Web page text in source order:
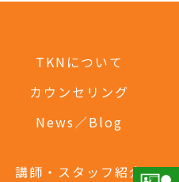
TKNについて
カウンセリング
News／Blog
講師・スタッフ紹介